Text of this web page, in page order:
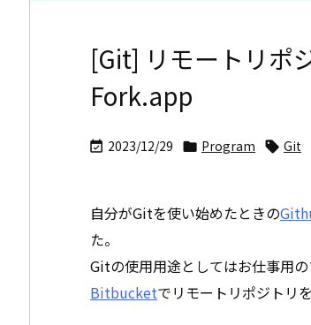
[Git] リモートリポ
Fork.app
 2023/12/29  Program  Git
自分がGitを使い始めたときの
た。
Gitの使用用途としてはお仕事用
Bitbucketでリモートリポジトリ